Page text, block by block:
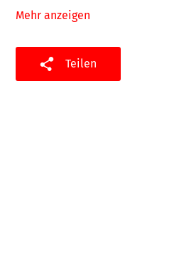
Mehr anzeigen
Teilen